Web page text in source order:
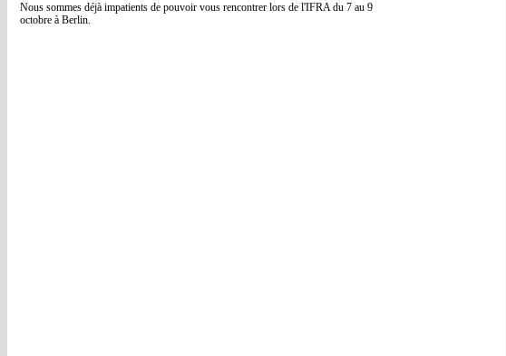
Nous sommes déjà impatients de pouvoir vous rencontrer lors de l'IFRA du 7 au 9
octobre à Berlin.